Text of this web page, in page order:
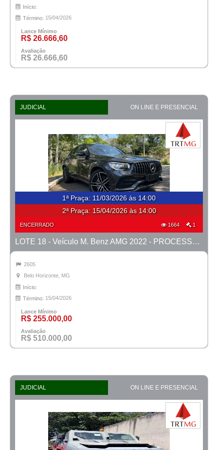
Início:
Término: 15/04/2026
Lance Mínimo
R$ 26.666,60
Avaliação
R$ 26.666,60
JUDICIAL ON LINE E PRESENCIAL
1ª Praça: 11/03/2026 às 14:00
2ª Praça: 15/04/2026 às 14:00
ENCERRADO 1664 1
LOTE 18 - Veículo M. Benz AMG 2022 - PROCESSO 0010588-41.2025-15ª BH
2605
Belo Horizonte, MG
Início:
Término: 15/04/2026
Lance Mínimo
R$ 255.000,00
Avaliação
R$ 510.000,00
JUDICIAL ON LINE E PRESENCIAL